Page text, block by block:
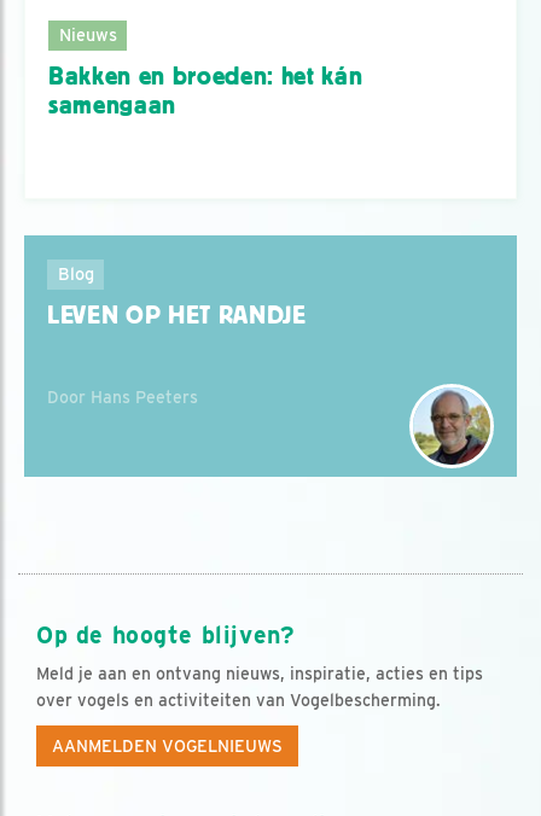
Nieuws
Bakken en broeden: het kán
samengaan
Blog
LEVEN OP HET RANDJE
Door Hans Peeters
Op de hoogte blijven?
Meld je aan en ontvang nieuws, inspiratie, acties en tips
over vogels en activiteiten van Vogelbescherming.
AANMELDEN VOGELNIEUWS